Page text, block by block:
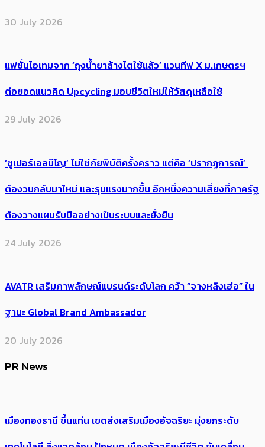
30 July 2026
แฟชั่นไอเทมจาก ‘ถุงน้ำยาล้างไตใช้แล้ว’ แวนทีฟ X ม.เกษตรฯ
ต่อยอดแนวคิด Upcycling มอบชีวิตใหม่ให้วัสดุเหลือใช้
29 July 2026
‘ซูเปอร์เอลนีโญ’ ไม่ใช่ภัยพิบัติครั้งคราว แต่คือ ‘ปรากฏการณ์’ ​
ต้อง​วนกลับมาใหม่ และรุนแรงมากขึ้น อีกหนึ่งความเสี่ยงที่ภาครัฐ
ต้องวางแผนรับมืออย่างเป็นระบบและยั่งยืน
24 July 2026
AVATR เสริมภาพลักษณ์แบรนด์ระดับโลก คว้า “จางหลิงเฮ่อ” ใน
ฐานะ Global Brand Ambassador
20 July 2026
PR News
เมืองทองธานี ขึ้นแท่น เขตส่งเสริมเมืองอัจฉริยะ มุ่งยกระดับ